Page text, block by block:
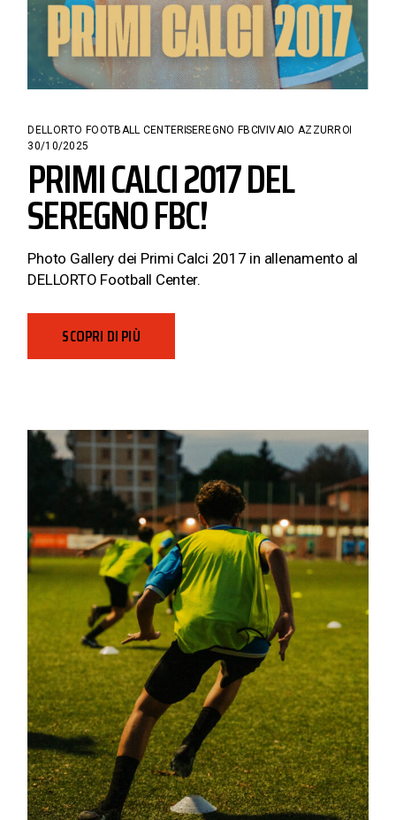
DELLORTO FOOTBALL CENTERSEREGNO FBCVIVAIO AZZURRO
30/10/2025
PRIMI CALCI 2017 DEL
SEREGNO FBC!
Photo Gallery dei Primi Calci 2017 in allenamento al
DELLORTO Football Center.
SCOPRI DI PIÙ